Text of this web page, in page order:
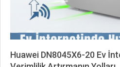
Huawei DN8045X6-20 Ev